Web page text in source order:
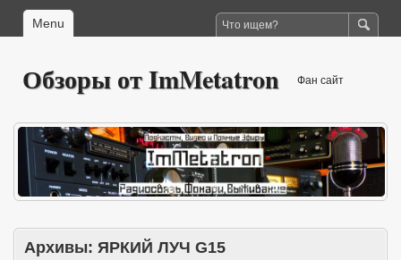
Menu
Обзоры от ImMetatron Фан сайт
Архивы: ЯРКИЙ ЛУЧ G15